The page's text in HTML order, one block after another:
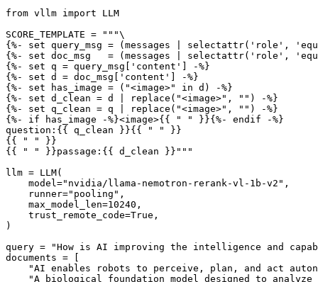
from vllm import LLM
SCORE_TEMPLATE = """\
{%- set query_msg = (messages |
{%- set doc_msg   = (messages | selectattr('role',
{%- set q = query_msg['content'] -%}
{%- set d = doc_msg['content'] -%}
{%- set has_image = ("<image>" in d) -%}
{%- set d_clean = d | replace("<image>", "") -%}
{%- set q_clean = q | replace("<image>", "") -%}
{%- if has_image -%}<image>{{ " " }}{%- endif -%}
question:{{ q_clean }}{{ " " }}
{{ " " }}
{{ " " }}passage:{{ d_clean }}"""
llm = LLM(
    model="nvidia/llama-nemotron-rerank-vl-1b-v2",
    runner="pooling",
    max_model_len=10240,
    trust_remote_code=True,
)
query = "How is AI improving the intelligence and
documents = [
"AI enables robots to perceive, plan, and act
"A biological foundation model designed to